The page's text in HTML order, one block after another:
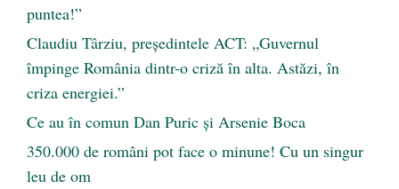
puntea!”
Claudiu Târziu, președintele ACT: „Guvernul
împinge România dintr-o criză în alta. Astăzi, în
criza energiei.”
Ce au în comun Dan Puric şi Arsenie Boca
350.000 de români pot face o minune! Cu un singur
leu de om